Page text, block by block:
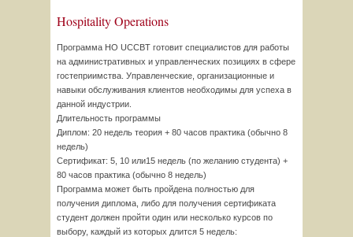
Hospitality Operations
Программа HO UCCBT готовит специалистов для работы
на административных и управленческих позициях в сфере
гостеприимства. Управленческие, организационные и
навыки обслуживания клиентов необходимы для успеха в
данной индустрии.
Длительность программы
Диплом: 20 недель теория + 80 часов практика (обычно 8
недель)
Сертификат: 5, 10 или15 недель (по желанию студента) +
80 часов практика (обычно 8 недель)
Программа может быть пройдена полностью для
получения диплома, либо для получения сертификата
студент должен пройти один или несколько курсов по
выбору, каждый из которых длится 5 недель: